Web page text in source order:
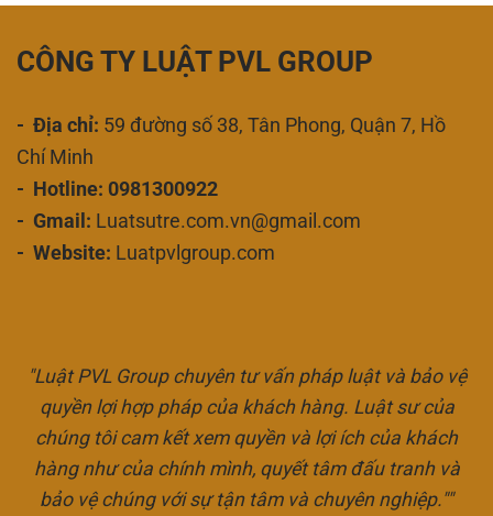
CÔNG TY LUẬT PVL GROUP
- Địa chỉ: 59 đường số 38, Tân Phong, Quận 7, Hồ
Chí Minh
- Hotline: 0981300922
- Gmail: Luatsutre.com.vn@gmail.com
- Website: Luatpvlgroup.com
"Luật PVL Group chuyên tư vấn pháp luật và bảo vệ
quyền lợi hợp pháp của khách hàng. Luật sư của
chúng tôi cam kết xem quyền và lợi ích của khách
hàng như của chính mình, quyết tâm đấu tranh và
bảo vệ chúng với sự tận tâm và chuyên nghiệp.""